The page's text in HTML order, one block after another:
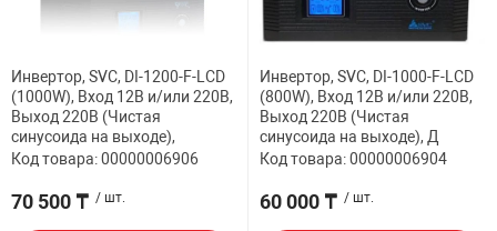
Инвертор, SVC, DI-1200-F-LCD
(1000W), Вход 12В и/или 220В,
Выход 220В (Чистая
синусоида на выходе),
Код товара: 00000006906
70 500 ₸ / шт.
Инвертор, SVC, DI-1000-F-LCD
(800W), Вход 12В и/или 220В,
Выход 220В (Чистая
синусоида на выходе), Д
Код товара: 00000006904
60 000 ₸ / шт.